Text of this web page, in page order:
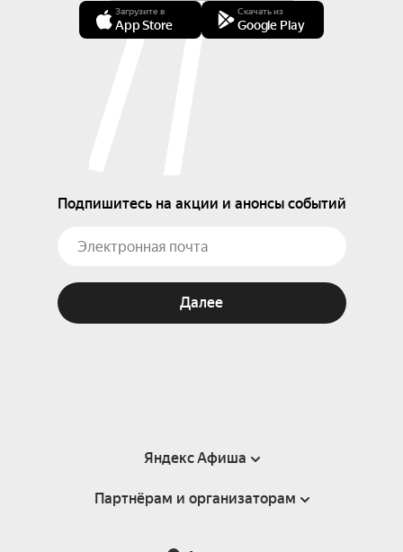
Загрузите в
App Store
Скачать из
Google Play
Подпишитесь на акции и анонсы событий
Далее
Яндекс Афиша
Справка
Партнёрам и организаторам